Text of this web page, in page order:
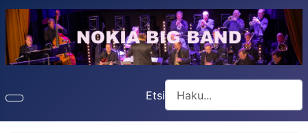
Etsi
Type 2 or more characters